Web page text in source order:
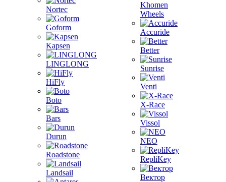
Nortec
Goform
Kapsen
LINGLONG
HiFly
Boto
Bars
Durun
Roadstone
Landsail
Khomen
Wheels
Accuride
Better
Sunrise
Venti
X-Race
Vissol
NEO
RepliKey
Вектор